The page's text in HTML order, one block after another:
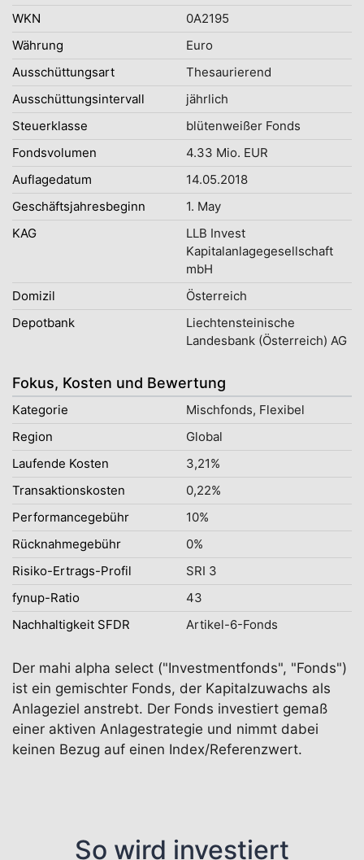
WKN
0A2195
Währung
Euro
Ausschüttungsart
Thesaurierend
Ausschüttungsintervall
jährlich
Steuerklasse
blütenweißer Fonds
Fondsvolumen
4.33 Mio. EUR
Auflagedatum
14.05.2018
Geschäftsjahresbeginn
1. May
KAG
LLB Invest
Kapitalanlagegesellschaft
mbH
Domizil
Österreich
Depotbank
Liechtensteinische
Landesbank (Österreich) AG
Fokus, Kosten und Bewertung
Kategorie
Mischfonds, Flexibel
Region
Global
Laufende Kosten
3,21%
Transaktionskosten
0,22%
Performancegebühr
10%
Rücknahmegebühr
0%
Risiko-Ertrags-Profil
SRI 3
fynup-Ratio
43
Nachhaltigkeit SFDR
Artikel-6-Fonds
Der mahi alpha select ("Investmentfonds", "Fonds")
ist ein gemischter Fonds, der Kapitalzuwachs als
Anlageziel anstrebt. Der Fonds investiert gemaß
einer aktiven Anlagestrategie und nimmt dabei
keinen Bezug auf einen Index/Referenzwert.
So wird investiert